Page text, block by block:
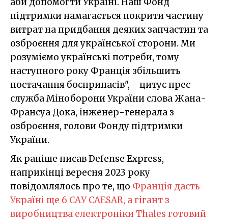
підтримки намагається покрити частину
витрат на придбання деяких запчастин та
озброєння для української сторони. Ми
розуміємо українські потреби, тому
наступного року Франція збільшить
постачання боєприпасів", - цитує прес-
служба Міноборони України слова Жана-
Франсуа Дока, інженер-генерала з
озброєння, голови Фонду підтримки
України.
Як раніше писав Defense Express,
наприкінці вересня 2023 року
повідомлялось про те, що Франція дасть
Україні ще 6 САУ CAESAR, а гігант з
виробництва електроніки Thales готовий